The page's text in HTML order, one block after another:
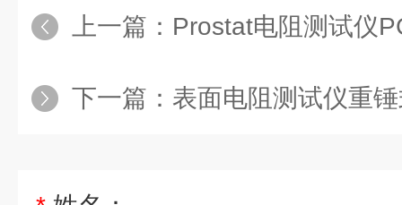
上一篇： Prostat电阻测试仪
下一篇： 表面电阻测试仪重锤式